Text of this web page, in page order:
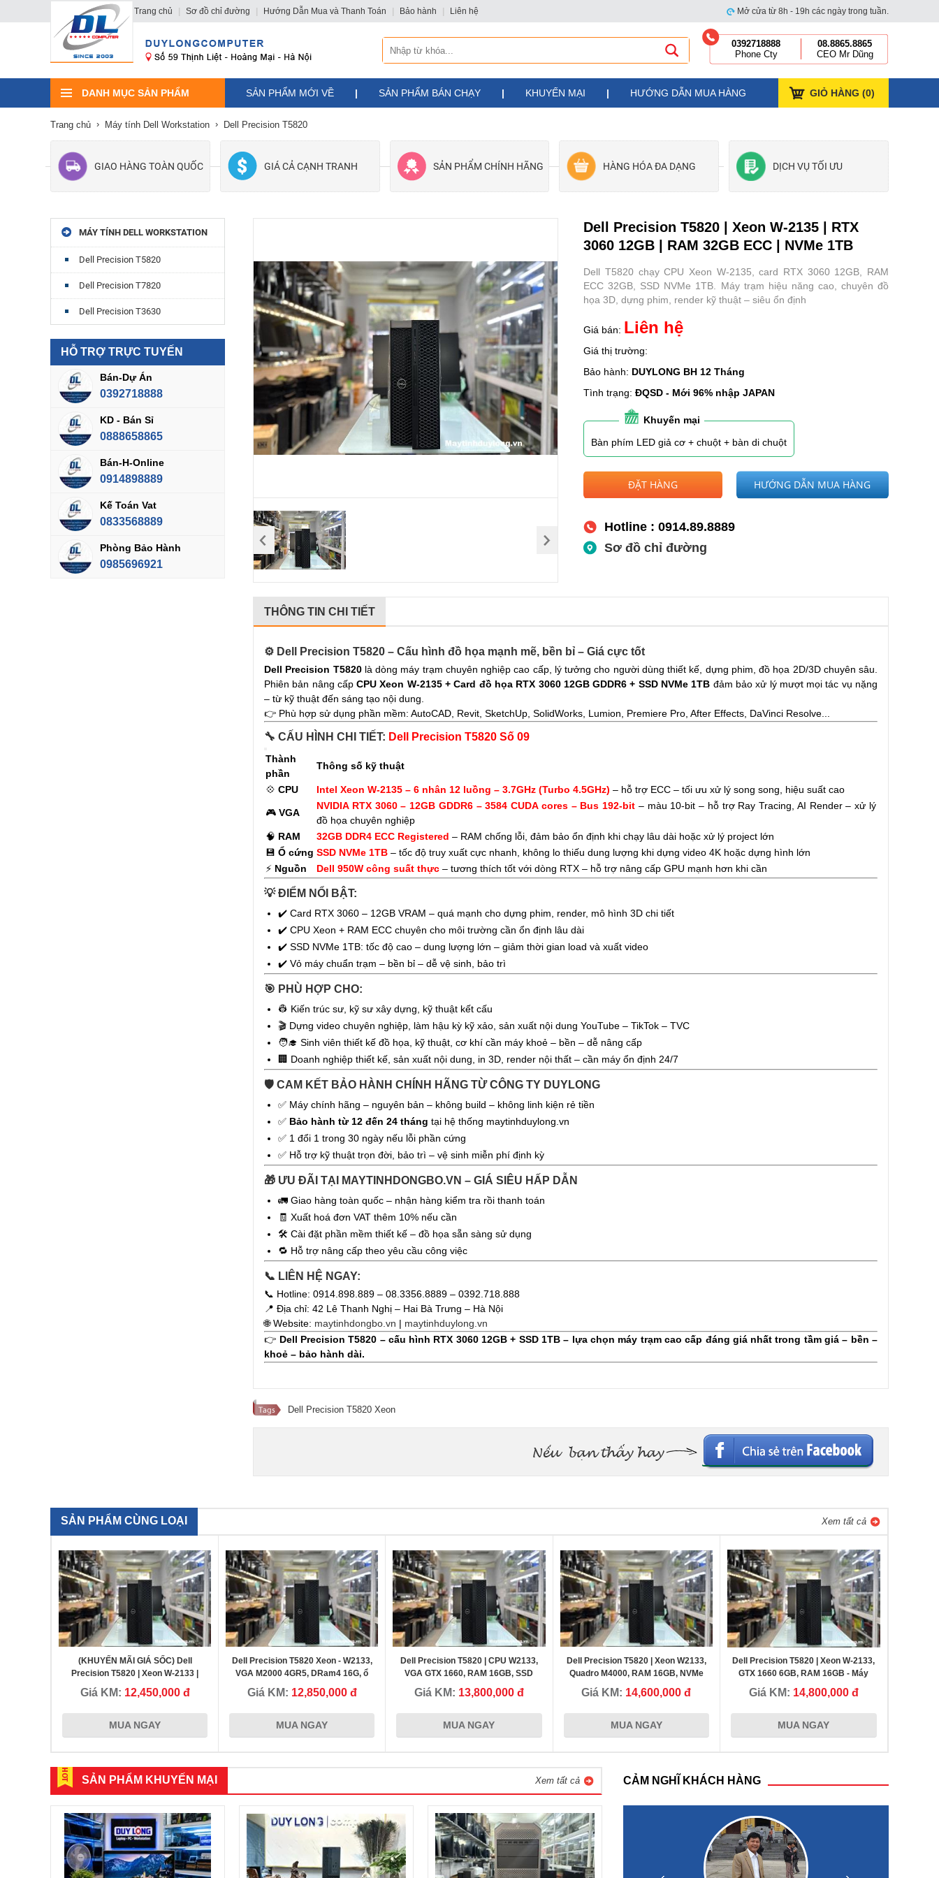
Trang chủ Sơ đồ chỉ đường Hướng Dẫn Mua và Thanh Toán Bảo hành Liên hệ Mở cửa từ 8h - 19h các ngày trong tuần.
0392718888
Phone Cty
08.8865.8865
CEO Mr Dũng
DANH MỤC SẢN PHẨM SẢN PHẨM MỚI VỀ | SẢN PHẨM BÁN CHẠY | KHUYẾN MẠI | HƯỚNG DẪN MUA HÀNG GIỎ HÀNG (0)
Trang chủ Máy tính Dell Workstation Dell Precision T5820
GIAO HÀNG TOÀN QUỐC GIÁ CẢ CẠNH TRANH SẢN PHẨM CHÍNH HÃNG HÀNG HÓA ĐA DẠNG DỊCH VỤ TỐI ƯU
MÁY TÍNH DELL WORKSTATION
Dell Precision T5820
Dell Precision T7820
Dell Precision T3630
HỖ TRỢ TRỰC TUYẾN
Bán-Dự Án
0392718888
KD - Bán Sỉ
0888658865
Bán-H-Online
0914898889
Kế Toán Vat
0833568889
Phòng Bảo Hành
0985696921
Dell Precision T5820 | Xeon W-2135 | RTX
3060 12GB | RAM 32GB ECC | NVMe 1TB
Dell T5820 chạy CPU Xeon W-2135, card RTX 3060 12GB, RAM
ECC 32GB, SSD NVMe 1TB. Máy trạm hiệu năng cao, chuyên đồ
họa 3D, dựng phim, render kỹ thuật – siêu ổn định
Giá bán: Liên hệ
Giá thị trường:
Bảo hành: DUYLONG BH 12 Tháng
Tình trạng:ĐQSD - Mới 96% nhập JAPAN
Khuyến mại
Bàn phím LED giả cơ + chuột + bàn di chuột
ĐẶT HÀNG HƯỚNG DẪN MUA HÀNG
Hotline : 0914.89.8889
Sơ đồ chỉ đường
THÔNG TIN CHI TIẾT
⚙️ Dell Precision T5820 – Cấu hình đồ họa mạnh mẽ, bền bỉ – Giá cực tốt
Dell Precision T5820là dòng máy trạm chuyên nghiệp cao cấp, lý tưởng cho người dùng thiết kế, dựng phim, đồ họa 2D/3D chuyên sâu.
Phiên bản nâng cấpCPU Xeon W-2135 + Card đồ họa RTX 3060 12GB GDDR6 + SSD NVMe 1TB đảm bảo xử lý mượt mọi tác vụ nặng
– từ kỹ thuật đến sáng tạo nội dung.
👉 Phù hợp sử dụng phần mềm: AutoCAD, Revit, SketchUp, SolidWorks, Lumion, Premiere Pro, After Effects, DaVinci Resolve...
🔧 CẤU HÌNH CHI TIẾT: Dell Precision T5820 Số 09
Thành
phần
Thông số kỹ thuật
💠 CPU Intel Xeon W-2135 – 6 nhân 12 luồng – 3.7GHz (Turbo 4.5GHz) – hỗ trợ ECC – tối ưu xử lý song song, hiệu suất cao
🎮 VGA
NVIDIA RTX 3060 – 12GB GDDR6 – 3584 CUDA cores – Bus 192-bit – màu 10-bit – hỗ trợ Ray Tracing, AI Render – xử lý
đồ họa chuyên nghiệp
🧠 RAM 32GB DDR4 ECC Registered – RAM chống lỗi, đảm bảo ổn định khi chạy lâu dài hoặc xử lý project lớn
💾 Ổ cứng SSD NVMe 1TB – tốc độ truy xuất cực nhanh, không lo thiếu dung lượng khi dựng video 4K hoặc dựng hình lớn
⚡ Nguồn Dell 950W công suất thực – tương thích tốt với dòng RTX – hỗ trợ nâng cấp GPU mạnh hơn khi cần
💡 ĐIỂM NỔI BẬT:
✔️ Card RTX 3060 – 12GB VRAM – quá mạnh cho dựng phim, render, mô hình 3D chi tiết
✔️ CPU Xeon + RAM ECC chuyên cho môi trường cần ổn định lâu dài
✔️ SSD NVMe 1TB: tốc độ cao – dung lượng lớn – giảm thời gian load và xuất video
✔️ Vỏ máy chuẩn trạm – bền bỉ – dễ vệ sinh, bảo trì
🎯 PHÙ HỢP CHO:
👷 Kiến trúc sư, kỹ sư xây dựng, kỹ thuật kết cấu
🎬 Dựng video chuyên nghiệp, làm hậu kỳ kỹ xảo, sản xuất nội dung YouTube – TikTok – TVC
🧑‍🎓 Sinh viên thiết kế đồ họa, kỹ thuật, cơ khí cần máy khoẻ – bền – dễ nâng cấp
🏢 Doanh nghiệp thiết kế, sản xuất nội dung, in 3D, render nội thất – cần máy ổn định 24/7
🛡️ CAM KẾT BẢO HÀNH CHÍNH HÃNG TỪ CÔNG TY DUYLONG
✅ Máy chính hãng – nguyên bản – không build – không linh kiện rẻ tiền
✅ Bảo hành từ 12 đến 24 tháng tại hệ thống maytinhduylong.vn
✅ 1 đổi 1 trong 30 ngày nếu lỗi phần cứng
✅ Hỗ trợ kỹ thuật trọn đời, bảo trì – vệ sinh miễn phí định kỳ
🎁 ƯU ĐÃI TẠI MAYTINHDONGBO.VN – GIÁ SIÊU HẤP DẪN
🚛 Giao hàng toàn quốc – nhận hàng kiểm tra rồi thanh toán
🧾 Xuất hoá đơn VAT thêm 10% nếu cần
🛠️ Cài đặt phần mềm thiết kế – đồ họa sẵn sàng sử dụng
🔁 Hỗ trợ nâng cấp theo yêu cầu công việc
📞 LIÊN HỆ NGAY:
📞 Hotline: 0914.898.889 – 08.3356.8889 – 0392.718.888
📍 Địa chỉ: 42 Lê Thanh Nghị – Hai Bà Trưng – Hà Nội
🌐 Website: maytinhdongbo.vn | maytinhduylong.vn
👉 Dell Precision T5820 – cấu hình RTX 3060 12GB + SSD 1TB – lựa chọn máy trạm cao cấp đáng giá nhất trong tầm giá – bền –
khoẻ – bảo hành dài.
Dell Precision T5820 Xeon
SẢN PHẨM CÙNG LOẠI Xem tất cả
(KHUYẾN MÃI GIÁ SỐC) Dell
Precision T5820 | Xeon W-2133 |
Quadro K2200 | NVMe 256GB | RAM
16GB
Giá KM: 12,450,000 đ
MUA NGAY
Dell Precision T5820 Xeon - W2133,
VGA M2000 4GR5, DRam4 16G, ổ
NVME 256Gb
Giá KM: 12,850,000 đ
MUA NGAY
Dell Precision T5820 | CPU W2133,
VGA GTX 1660, RAM 16GB, SSD
NVMe 256G - Mạnh mẽ
Giá KM: 13,800,000 đ
MUA NGAY
Dell Precision T5820 | Xeon W2133,
Quadro M4000, RAM 16GB, NVMe
512Gb - Máy trạm chuyên đồ họa kỹ
thuật
Giá KM: 14,600,000 đ
MUA NGAY
Dell Precision T5820 | Xeon W-2133,
GTX 1660 6GB, RAM 16GB - Máy
trạm dựng phim - đồ họa mạnh mẽ
Giá KM: 14,800,000 đ
MUA NGAY
SẢN PHẨM KHUYẾN MẠI Xem tất cả CẢM NGHĨ KHÁCH HÀNG